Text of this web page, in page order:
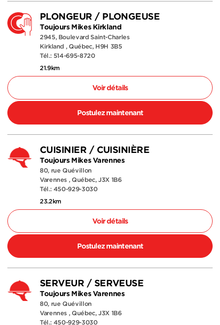
PLONGEUR / PLONGEUSE
Toujours Mikes Kirkland
2945, Boulevard Saint-Charles
Kirkland , Québec, H9H 3B5
Tél.: 514-695-8720
21.9km
Voir détails
Postulez maintenant
CUISINIER / CUISINIÈRE
Toujours Mikes Varennes
80, rue Quévillon
Varennes , Québec, J3X 1B6
Tél.: 450-929-3030
23.2km
Voir détails
Postulez maintenant
SERVEUR / SERVEUSE
Toujours Mikes Varennes
80, rue Quévillon
Varennes , Québec, J3X 1B6
Tél.: 450-929-3030